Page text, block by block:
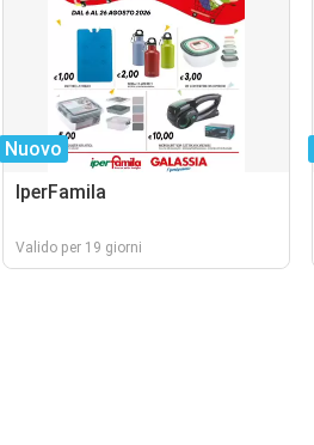
Nuovo
IperFamila
Valido per 19 giorni